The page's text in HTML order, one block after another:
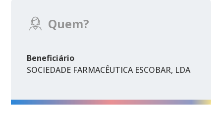
Quem?
Beneficiário
SOCIEDADE FARMACÊUTICA ESCOBAR, LDA